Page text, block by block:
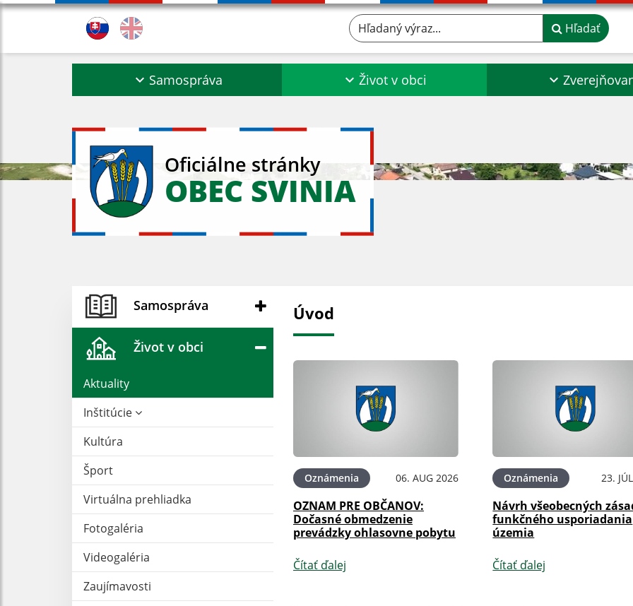
Hľadaný výraz... Hľadať
Samospráva Život v obci
Oficiálne stránky
OBEC SVINIA
Samospráva
Život v obci
Aktuality
Inštitúcie
Kultúra
Šport
Virtuálna prehliadka
Fotogaléria
Videogaléria
Zaujímavosti
Úvod
Oznámenia 06. AUG 2026
OZNAM PRE OBČANOV:
Dočasné obmedzenie
prevádzky ohlasovne pobytu
Čítať ďalej
Oznámenia 23.
Návrh všeobecných
funkčného usporiadania
územia
Čítať ďalej